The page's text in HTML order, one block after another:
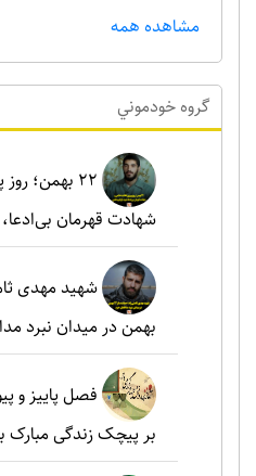
مشاهده همه
گروه خودموني
۲۲ بهمن؛
شهادت قهرمان
بهمن در میدان نبرد
فصل پاییز و
بر پیچک زندگی مبارک